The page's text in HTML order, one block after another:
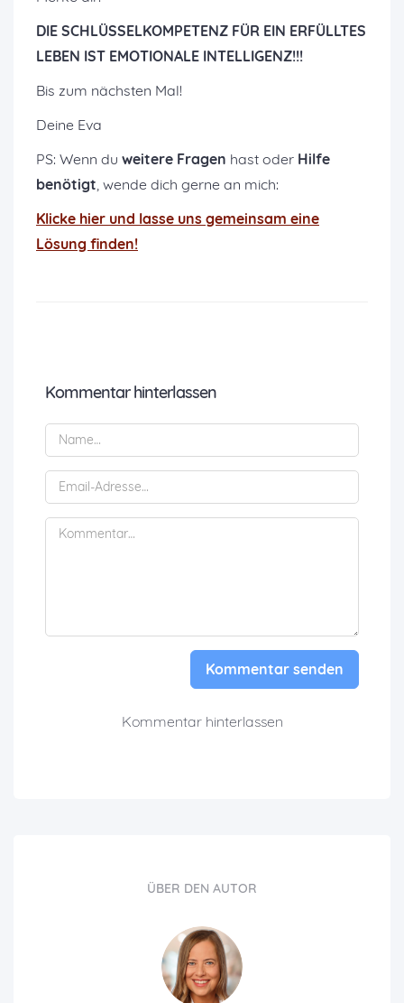
DIE SCHLÜSSELKOMPETENZ FÜR EIN ERFÜLLTES
LEBEN IST EMOTIONALE INTELLIGENZ!!!
Bis zum nächsten Mal!
Deine Eva
PS: Wenn du weitere Fragen hast oder Hilfe
benötigt , wende dich gerne an mich:
Klicke hier und lasse uns gemeinsam eine
Lösung finden!
Kommentar hinterlassen
Kommentar senden
Kommentar hinterlassen
ÜBER DEN AUTOR